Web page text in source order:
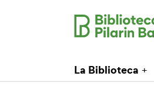
La Biblioteca